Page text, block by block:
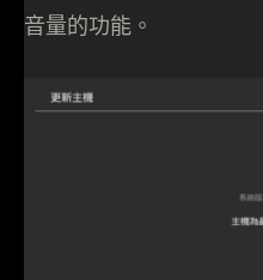
音量的功能。